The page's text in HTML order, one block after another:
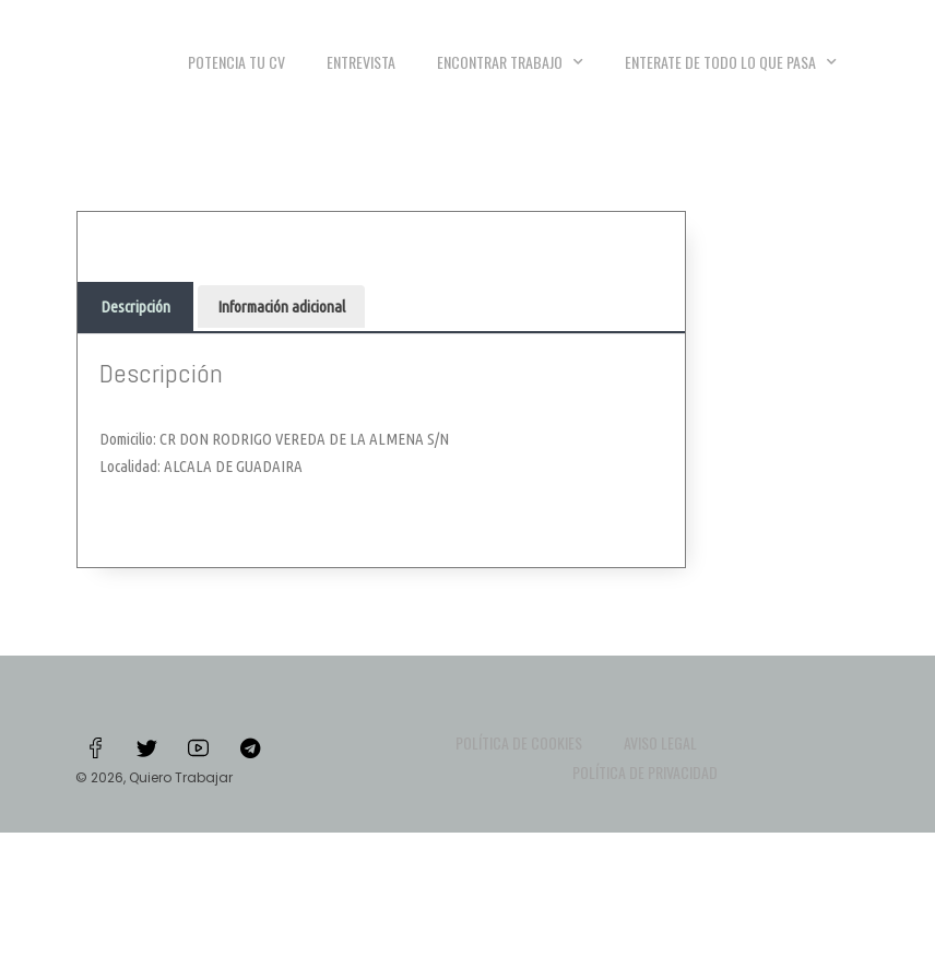
POTENCIA TU CV ENTREVISTA ENCONTRAR TRABAJO ENTERATE DE TODO LO QUE PASA
Descripción Información adicional
Descripción
Domicilio: CR DON RODRIGO VEREDA DE LA ALMENA S/N
Localidad: ALCALA DE GUADAIRA
© 2026, Quiero Trabajar